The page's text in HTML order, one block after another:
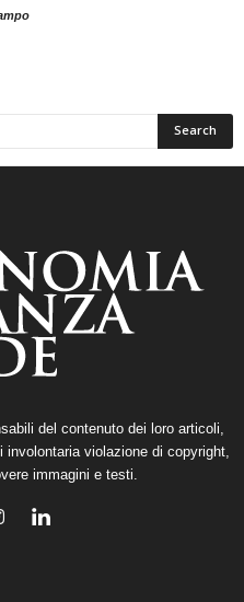
del contenuto dei loro articoli,
violazione di copyright,
immagini e testi.